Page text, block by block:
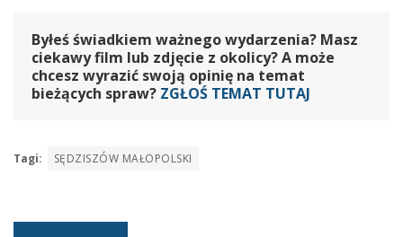
Byłeś świadkiem ważnego wydarzenia? Masz
ciekawy film lub zdjęcie z okolicy? A może
chcesz wyrazić swoją opinię na temat
bieżących spraw? ZGŁOŚ TEMAT TUTAJ
Tagi: SĘDZISZÓW MAŁOPOLSKI